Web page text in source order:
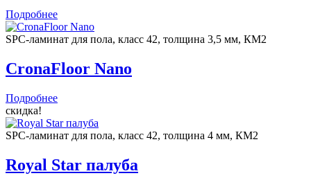
Подробнее
SPC-ламинат для пола, класс 42, толщина 3,5 мм, КМ2
CronaFloor Nano
Подробнее
скидка!
SPC-ламинат для пола, класс 42, толщина 4 мм, КМ2
Royal Star палуба